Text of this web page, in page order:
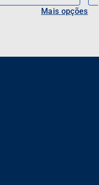
Mais opções